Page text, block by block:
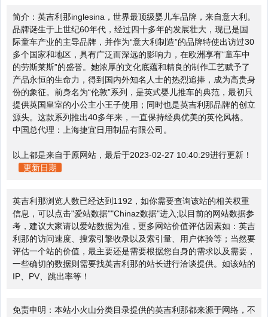
简介：英吉利那inglesina，世界最顶级婴儿车品牌，来自意大利。
品牌诞生于上世纪60年代，经过四十多年的发展壮大，现已是国
际童车产业的主导品牌，并作为“意大利制造”的品牌特使出访过30
多个国家和地区，具有广泛而深远的影响力，在欧洲享有“童车中
的劳斯莱斯”的盛誉。她浓厚的文化底蕴和精良的制作工艺赋予了
产品永恒的生命力，得到国内外知名人士的热烈追捧，成为高贵身
份的象征。前身名为“伦敦”系列，是英式婴儿推车的典范，最初只
提供英国皇室的小公主小王子使用；同时也是英吉利那品牌的创立
源头。这款系列推出40多年来，一直保持经典优美的英伦风格。
中国总代理：上海捷宜日用制品有限公司。
以上都是来自于原网站，最后于2023-02-27 10:40:29进行更新！
更新日期
英吉利那浏览人数已经达到1192，如你需要查询该站的相关权重
信息，可以点击"爱站数据""Chinaz数据"进入;以目前的网站数据参
考，建议大家请以爱站数据为准，更多网站价值评估因素如：英吉
利那的访问速度、搜索引擎收录以及索引量、用户体验等；当然要
评估一个站的价值，最主要还是需要根据您自身的需求以及需要，
一些确切的数据则需要找英吉利那的站长进行洽谈提供。如该站的
IP、PV、跳出率等！
免责申明：本站小火山分类目录提供的英吉利那都来源于网络，不